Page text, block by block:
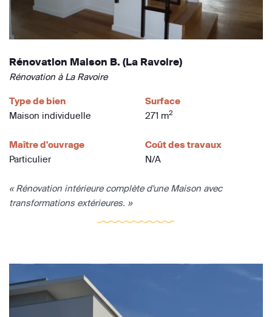
Rénovation Maison B. (La Ravoire)
Rénovation à La Ravoire
Type de bien
Maison individuelle
Surface
271 m2
Maître d'ouvrage
Particulier
Coût des travaux
N/A
« Rénovation intérieure complète d'une Maison avec
transformations extérieures. »